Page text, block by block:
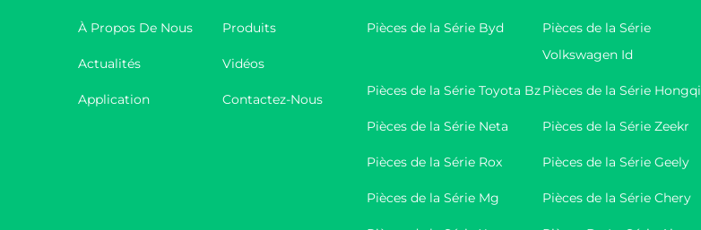
À Propos De Nous Produits
Actualités Vidéos
Application Contactez-Nous
Pièces de la Série Byd
Pièces de la Série
Volkswagen Id
Pièces de la Série Toyota BzPièces de la Série Hongqi
Pièces de la Série Neta Pièces de la Série Zeekr
Pièces de la Série Rox Pièces de la Série Geely
Pièces de la Série Mg Pièces de la Série Chery